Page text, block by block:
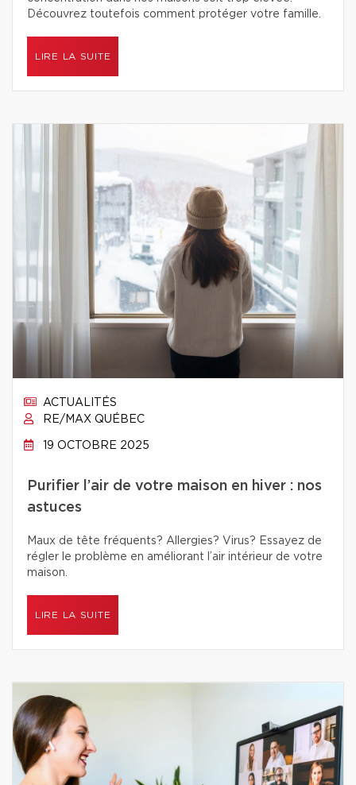
Découvrez toutefois comment protéger votre famille.
LIRE LA SUITE
ACTUALITÉS
RE/MAX QUÉBEC
19 OCTOBRE 2025
Purifier l’air de votre maison en hiver : nos
astuces
Maux de tête fréquents? Allergies? Virus? Essayez de
régler le problème en améliorant l’air intérieur de votre
maison.
LIRE LA SUITE